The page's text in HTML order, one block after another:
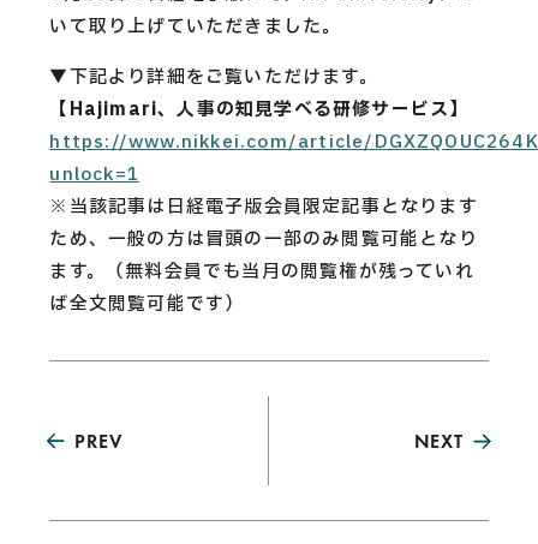
Privacy Policy
Security Action
いて取り上げていただきました。
▼下記より詳細をご覧いただけます。
【Hajimari、人事の知見学べる研修サービス】
https://www.nikkei.com/article/
unlock=1
※当該記事は日経電子版会員限定記事となります
ため、一般の方は冒頭の一部のみ閲覧可能となり
ます。（無料会員でも当月の閲覧権が残っていれ
ば全文閲覧可能です）
PREV NEXT